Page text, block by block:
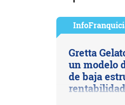
Gretta
un modelo
de baja